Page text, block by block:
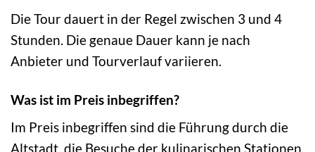
Die Tour dauert in der Regel zwischen 3 und 4
Stunden. Die genaue Dauer kann je nach
Anbieter und Tourverlauf variieren.
Was ist im Preis inbegriffen?
Im Preis inbegriffen sind die Führung durch die
Altstadt, die Besuche der kulinarischen Stationen